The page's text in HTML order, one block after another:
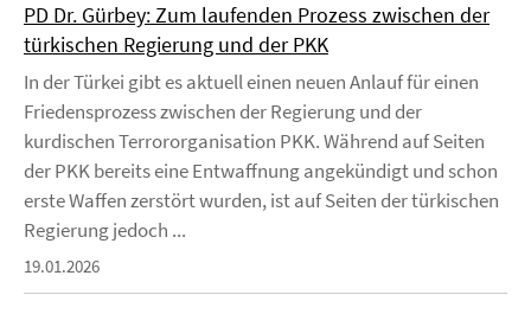
PD Dr. Gürbey: Zum laufenden Prozess zwischen der
türkischen Regierung und der PKK
In der Türkei gibt es aktuell einen neuen Anlauf für einen
Friedensprozess zwischen der Regierung und der
kurdischen Terrororganisation PKK. Während auf Seiten
der PKK bereits eine Entwaffnung angekündigt und schon
erste Waffen zerstört wurden, ist auf Seiten der türkischen
Regierung jedoch ...
19.01.2026